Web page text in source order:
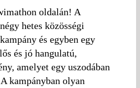
oldalán! A
hetes közösségi
és egyben egy
és jó hangulatú,
amelyet egy uszodában
kampányban olyan